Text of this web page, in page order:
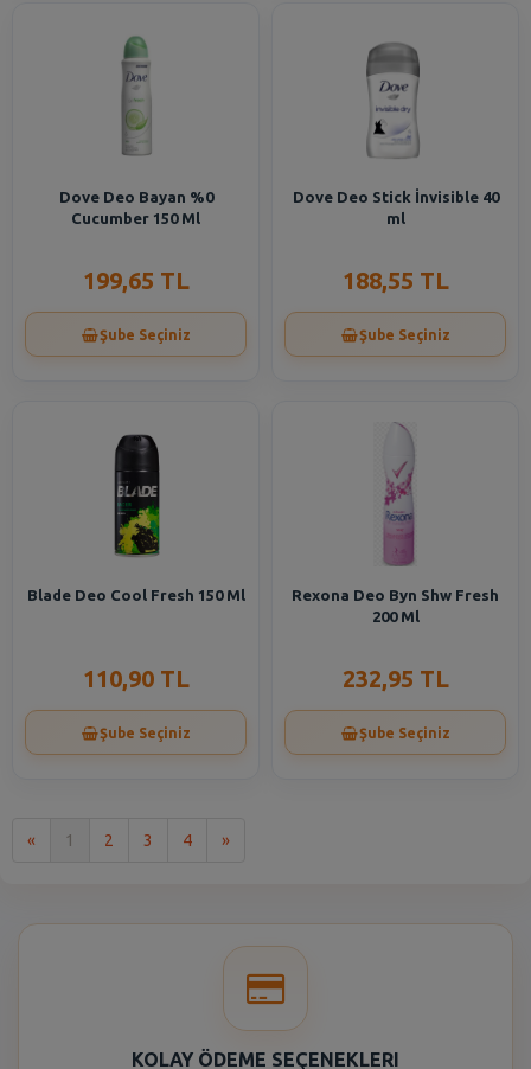
Dove Deo Bayan %0
Cucumber 150 Ml
199,65 TL
Şube Seçiniz
Dove Deo Stick İnvisible 40
ml
188,55 TL
Şube Seçiniz
Blade Deo Cool Fresh 150 Ml
110,90 TL
Şube Seçiniz
Rexona Deo Byn Shw Fresh
200 Ml
232,95 TL
Şube Seçiniz
« 1 2 3 4 »Son
KOLAY ÖDEME SEÇENEKLERI